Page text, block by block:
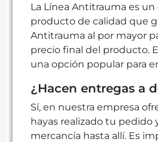
La Línea Antitrauma es
producto de calidad que
Antitrauma al por mayor
precio final del producto.
una opción popular para
¿Hacen entregas a
Sí, en nuestra empresa
hayas realizado tu pedido
mercancía hasta allí. Es